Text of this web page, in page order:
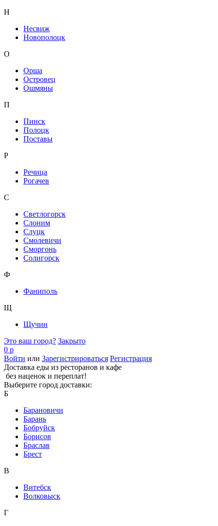
Н
Несвиж
Новополоцк
О
Орша
Островец
Ошмяны
П
Пинск
Полоцк
Поставы
Р
Речица
Рогачев
С
Светлогорск
Слоним
Слуцк
Смолевичи
Сморгонь
Солигорск
Ф
Фаниполь
Щ
Щучин
Это ваш город? Закрыто
0 р
Войти или Зарегистрироваться Регистрация
Доставка еды из ресторанов и кафе
без наценок и переплат!
Выберите город доставки:
Б
Барановичи
Барань
Бобруйск
Борисов
Браслав
Брест
В
Витебск
Волковыск
Г